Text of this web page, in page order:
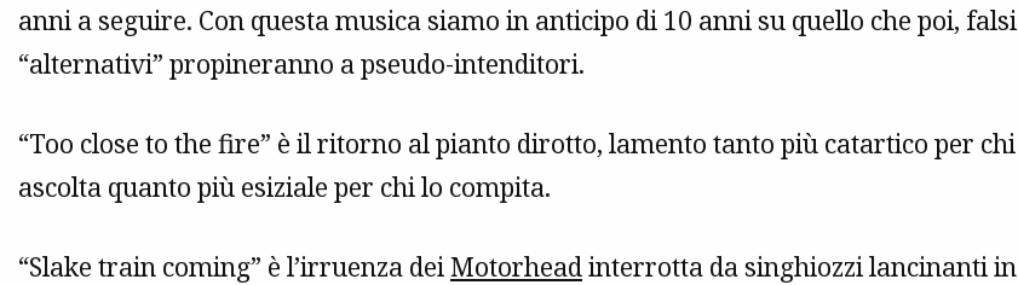
anni a seguire. Con questa musica siamo in anticipo di 10 anni su quello che poi, falsi
“alternativi” propineranno a pseudo-intenditori.
“Too close to the fire” è il ritorno al pianto dirotto, lamento tanto più catartico per chi
ascolta quanto più esiziale per chi lo compita.
“Slake train coming” è l’irruenza deiMotorheadinterrotta da singhiozzi lancinanti in